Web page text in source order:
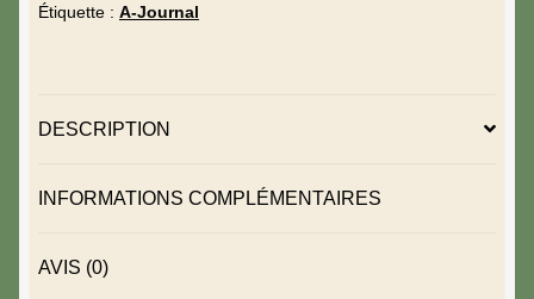
Étiquette : A-Journal
DESCRIPTION
INFORMATIONS COMPLÉMENTAIRES
AVIS (0)